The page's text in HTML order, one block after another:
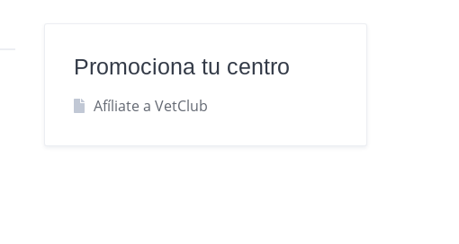
Promociona tu centro
Afíliate a VetClub